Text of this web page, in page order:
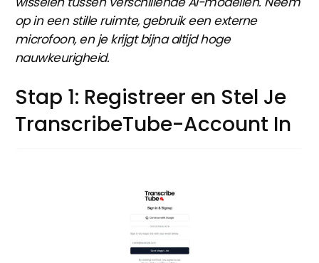
op in een stille ruimte, gebruik een externe
microfoon, en je krijgt bijna altijd hoge
nauwkeurigheid.
Stap 1: Registreer en Stel Je
TranscribeTube-Account In